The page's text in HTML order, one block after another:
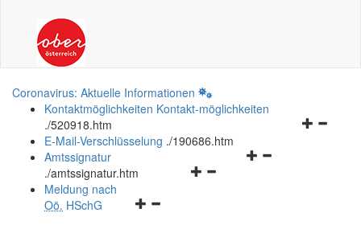
Coronavirus: Aktuelle Informationen
Kontaktmöglichkeiten Kontakt-möglichkeiten
./520918.htm
Navigationsmenü
E-Mail-Verschlüsselung ./190686.htm
Navigationsmenü
Amtssignatur
./amtssignatur.htm
Navigationsmenü
Meldung nach
Oö. HSchG